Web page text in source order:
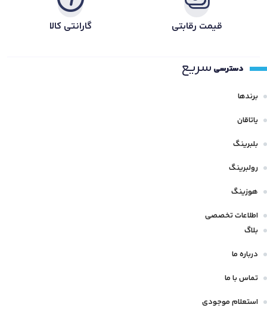
قیمت رقابتی گارانتی کالا
دسترسی سریع
برندها
یاتاقان
بلبرینگ
رولبرینگ
هوزینگ
اطلاعات تخصصی
بلاگ
درباره ما
تماس با ما
استعلام موجودی